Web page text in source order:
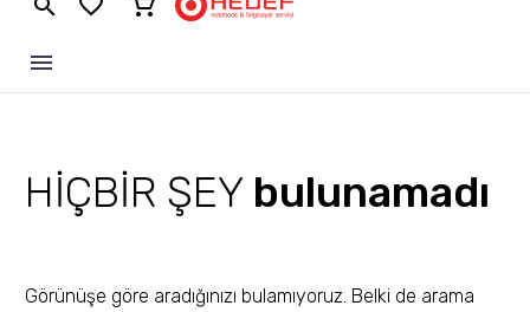
HIÇBIR ŞEY bulunamadı
Görünüşe göre aradığınızı bulamıyoruz. Belki de arama